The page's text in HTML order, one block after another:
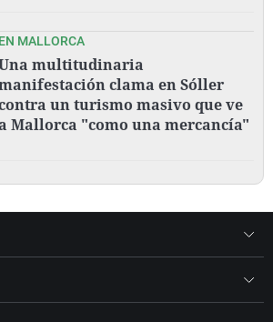
EN MALLORCA
multitudinaria
clama en Sóller
un turismo masivo que ve
Mallorca "como una mercancía"